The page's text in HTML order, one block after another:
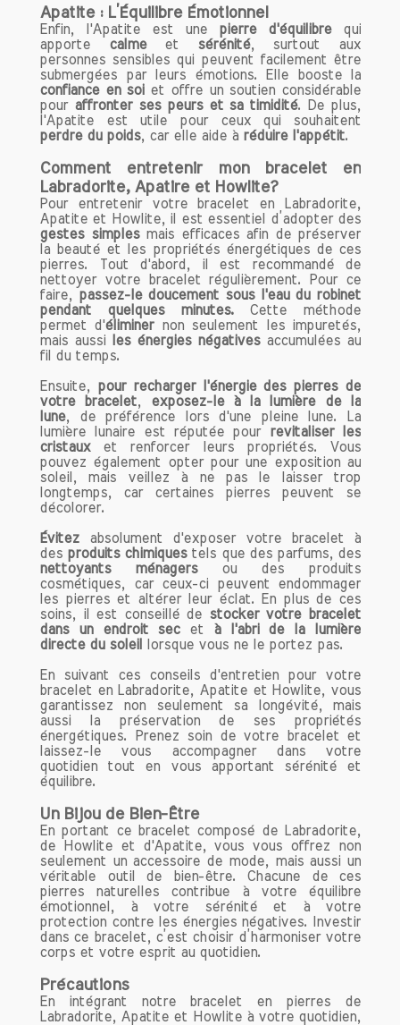
unique et personnel.
Prendre soin de vos bracelets
Pour préserver l'énergie et la beauté de
vos bracelets en pierres naturelles, il est
essentiel de les nettoyer régulièrement.
Vous pouvez les rincer à l'eau claire ou
Évitez également de les exposer à des
produits chimiques ou à des sources de
chaleur excessive.
Nos bracelets de lithothérapie en pierres
naturelles faits main sont bien plus qu'un
simple accessoire de mode. Ils sont un
véritable outil de bien-être, alliant
beauté et bénéfices psychologiques.
Que vous soyez novice en lithothérapie
ou un passionné, nos créations sauront
vous séduire et vous accompagner au
quotidien.
N'hésitez pas à explorer notre collection
et à trouver le bracelet qui résonne
avec votre énergie !
Apatite : L’Équilibre Émotionnel
Enfin, l'Apatite est une pierre d'équilibrequi
apporte calmeet sérénité, surtout aux
personnes sensibles qui peuvent facilement être
submergées par leurs émotions. Elle booste la
confiance en soiet offre un soutien considérable
pour affronter ses peurs et sa timidité. De plus,
l'Apatite est utile pour ceux qui souhaitent
perdre du poids, car elle aide à réduire l'appétit.
Comment entretenir mon bracelet en
Labradorite, Apatire et Howlite?
Pour entretenir votre bracelet en Labradorite,
Apatite et Howlite, il est essentiel d’adopter des
gestes simplesmais efficaces afin de préserver
la beauté et les propriétés énergétiques de ces
pierres. Tout d'abord, il est recommandé de
nettoyer votre bracelet régulièrement. Pour ce
faire, passez-le doucement sous l'eau du robinet
pendant quelques minutes.Cette méthode
permet d'éliminernon seulement les impuretés,
mais aussi
les énergies négativesaccumulées au
fil du temps.
Ensuite, pour recharger l'énergie des pierres de
votre bracelet, exposez-le à la lumière de la
lune, de préférence lors d'une pleine lune. La
lumière lunaire est réputée pour revitaliser les
cristaux et renforcer leurs propriétés. Vous
pouvez également opter pour une exposition au
soleil, mais veillez à ne pas le laisser trop
longtemps, car certaines pierres peuvent se
décolorer.
Évitez absolument d'exposer votre bracelet à
des produits chimiquestels que des parfums, des
nettoyants ménagersou des produits
cosmétiques, car ceux-ci peuvent endommager
les pierres et altérer leur éclat. En plus de ces
soins, il est conseillé de stocker votre bracelet
dans un endroit secet à l'abri de la lumière
directe du soleil lorsque vous ne le portez pas.
En suivant ces conseils d'entretien pour votre
bracelet en Labradorite, Apatite et Howlite, vous
garantissez non seulement sa longévité, mais
aussi la préservation de ses propriétés
énergétiques. Prenez soin de votre bracelet et
laissez-le vous accompagner dans votre
quotidien tout en vous apportant sérénité et
équilibre.
Un Bijou de Bien-Être
En portant ce bracelet composé de Labradorite,
de Howlite et d'Apatite, vous vous offrez non
seulement un accessoire de mode, mais aussi un
véritable outil de bien-être. Chacune de ces
pierres naturelles contribue à votre équilibre
émotionnel, à votre sérénité et à votre
protection contre les énergies négatives. Investir
dans ce bracelet, c’est choisir d’harmoniser votre
corps et votre esprit au quotidien.
Précautions
En intégrant notre bracelet en pierres de
Labradorite, Apatite et Howlite à votre quotidien,